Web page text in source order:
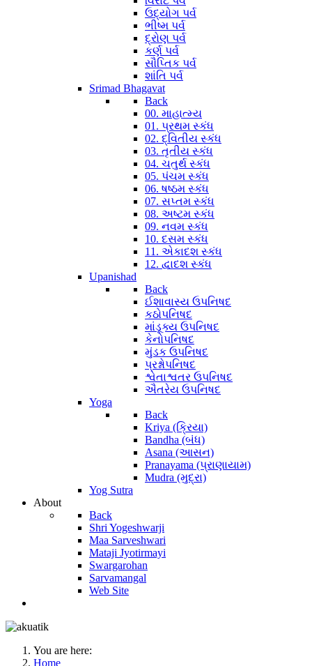
ઉદ્યોગ પર્વ
ભીષ્મ પર્વ
દ્રોણ પર્વ
કર્ણ પર્વ
સૌપ્તિક પર્વ
શાંતિ પર્વ
Srimad Bhagavat
Back
00. માહાત્મ્ય
01. પ્રથમ સ્કંધ
02. દ્વિતીય સ્કંધ
03. તૃતીય સ્કંધ
04. ચતુર્થ સ્કંધ
05. પંચમ સ્કંધ
06. ષષ્ઠમ સ્કંધ
07. સપ્તમ સ્કંધ
08. અષ્ટમ સ્કંધ
09. નવમ સ્કંધ
10. દસમ સ્કંધ
11. એકાદશ સ્કંધ
12. દ્વાદશ સ્કંધ
Upanishad
Back
ઈશાવાસ્ય ઉપનિષદ
કઠોપનિષદ
માંડૂક્ય ઉપનિષદ
કેનોપનિષદ
મુંડક ઉપનિષદ
પ્રશ્નોપનિષદ
શ્વેતાશ્વતર ઉપનિષદ
ઐતરેય ઉપનિષદ
Yoga
Back
Kriya (ક્રિયા)
Bandha (બંધ)
Asana (આસન)
Pranayama (પ્રાણાયામ)
Mudra (મુદ્રા)
Yog Sutra
About
Back
Shri Yogeshwarji
Maa Sarveshwari
Mataji Jyotirmayi
Swargarohan
Sarvamangal
Web Site
You are here:
Home